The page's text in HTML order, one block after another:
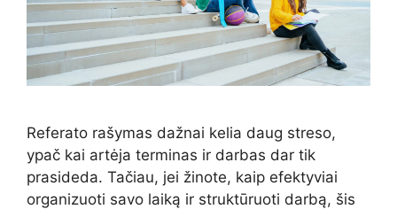
Referato rašymas dažnai kelia daug streso,
ypač kai artėja terminas ir darbas dar tik
prasideda. Tačiau, jei žinote, kaip efektyviai
organizuoti savo laiką ir struktūruoti darbą, šis